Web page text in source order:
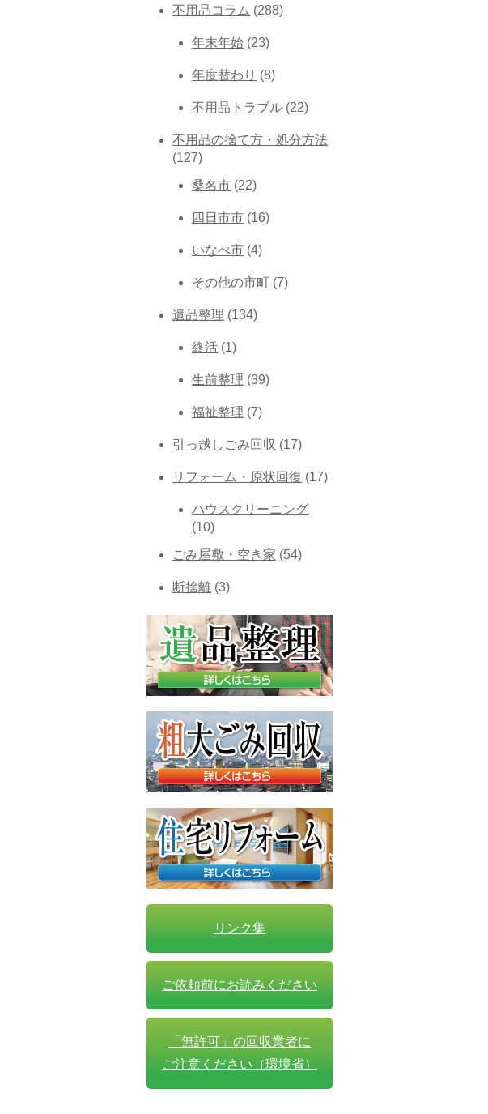
不用品コラム (288)
年末年始 (23)
年度替わり (8)
不用品トラブル (22)
不用品の捨て方・処分方法
(127)
桑名市 (22)
四日市市 (16)
いなべ市 (4)
その他の市町 (7)
遺品整理 (134)
終活 (1)
生前整理 (39)
福祉整理 (7)
引っ越しごみ回収 (17)
リフォーム・原状回復 (17)
ハウスクリーニング
(10)
ごみ屋敷・空き家 (54)
断捨離 (3)
リンク集
ご依頼前にお読みください
「無許可」の回収業者に
ご注意ください（環境省）